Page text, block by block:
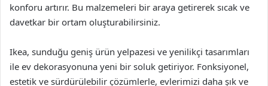
konforu artırır. Bu malzemeleri bir araya getirerek sıcak ve
davetkar bir ortam oluşturabilirsiniz.
Ikea, sunduğu geniş ürün yelpazesi ve yenilikçi tasarımları
ile ev dekorasyonuna yeni bir soluk getiriyor. Fonksiyonel,
estetik ve sürdürülebilir çözümlerle, evlerimizi daha şık ve